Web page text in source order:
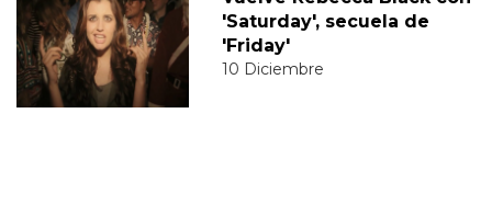
'Saturday', secuela de
'Friday'
10 Diciembre